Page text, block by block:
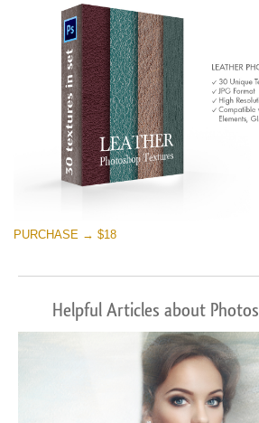
PURCHASE → $18
Helpful Articles about